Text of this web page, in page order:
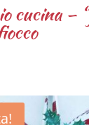
cucina –